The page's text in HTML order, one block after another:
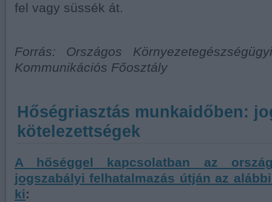
fel vagy süssék át.
Forrás: Országos
Kommunikációs Főosztály
Hőségriasztás munkaidőben:
kötelezettségek
A hőséggel kapcsolatban az
jogszabályi felhatalmazás útján az
ki: